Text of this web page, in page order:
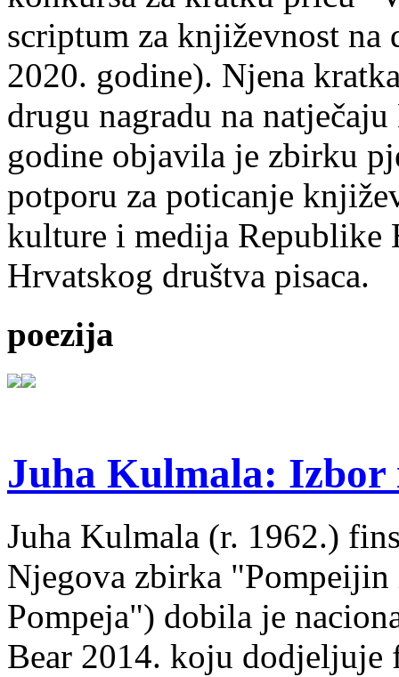
scriptum za književnost na
2020. godine). Njena
drugu nagradu na
godine objavila je zbirku
potporu za poticanje
kulture i medija Republike
Hrvatskog društva pisaca.
poezija
Juha Kulmala: Izbor
Juha Kulmala (r. 1962.)
Njegova zbirka
Pompeja") dobila je
Bear 2014. koju